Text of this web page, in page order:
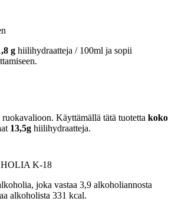
g hiilihydraatteja / 100ml ja sopii
ruokavalioon. Käyttämällä tätä tuotetta koko
13,5g hiilihydraatteja.
K-18
joka vastaa 3,9 alkoholiannosta
alkoholista 331 kcal.